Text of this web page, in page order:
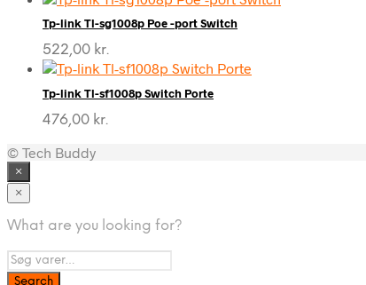
Tp-link Tl-sg1008p Poe -port Switch
522,00 kr.
Tp-link Tl-sf1008p Switch Porte
476,00 kr.
© Tech Buddy
×
×
What are you looking for?